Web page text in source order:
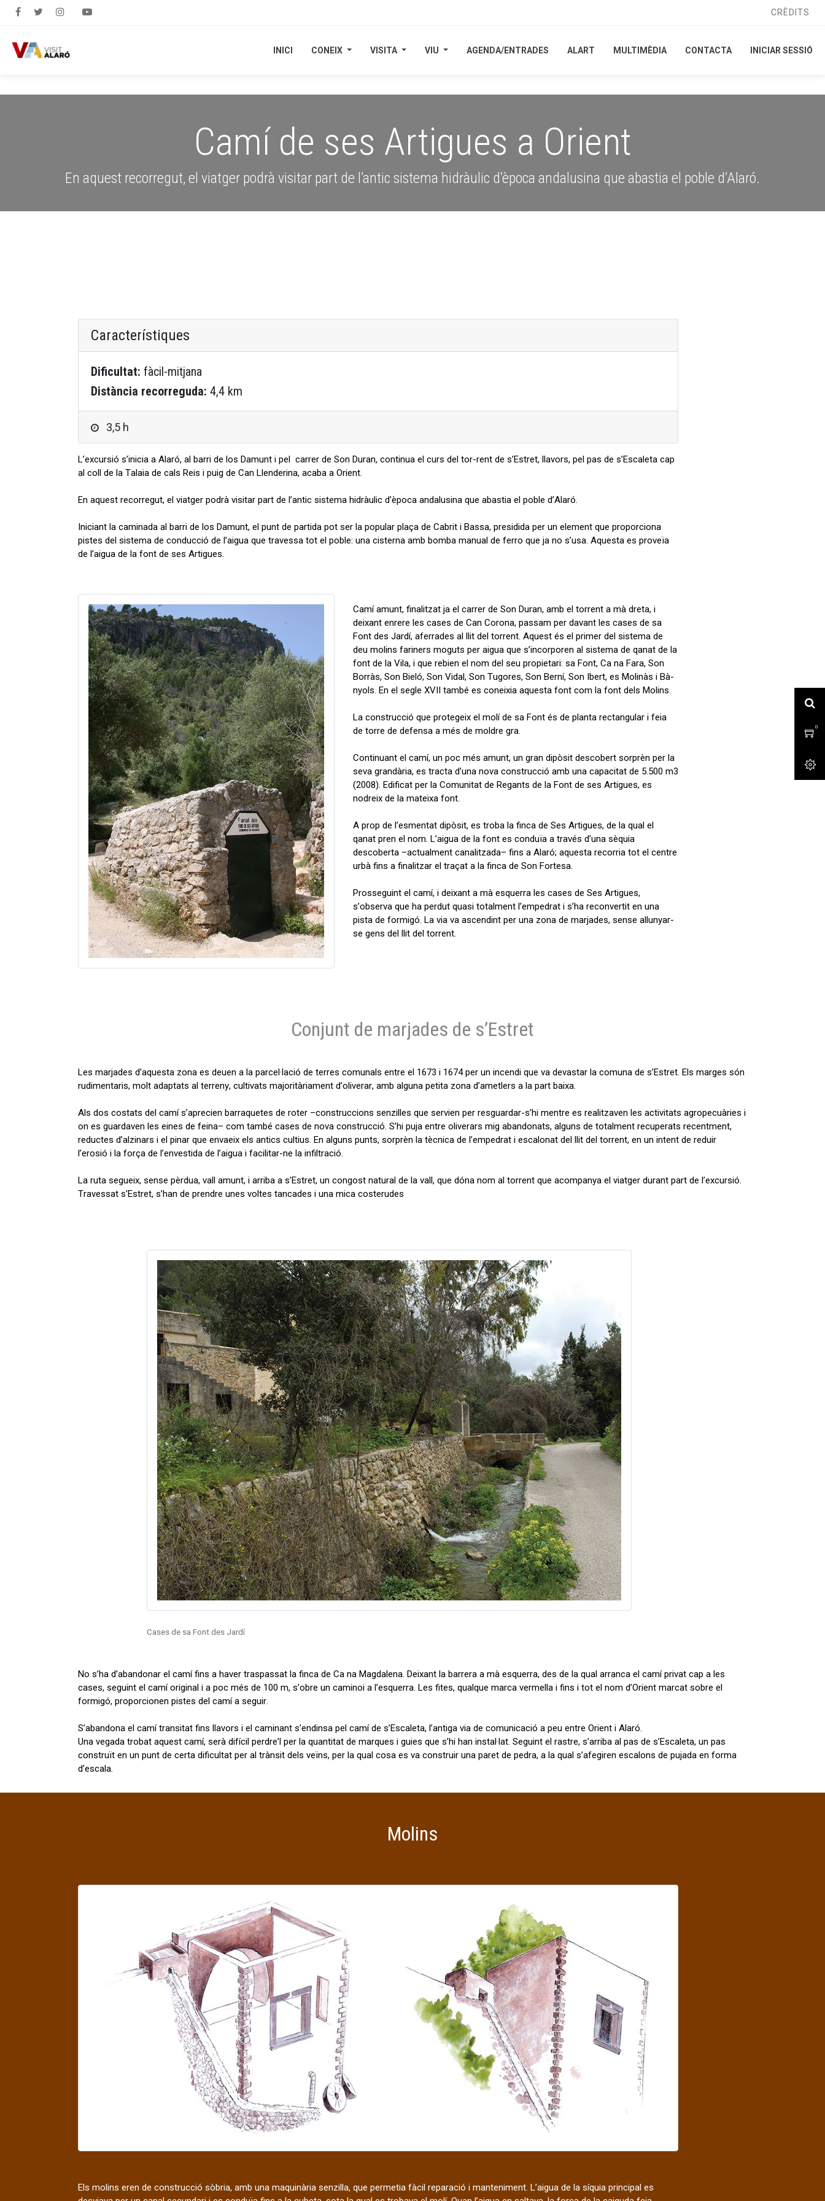
CRÈDITS
0
INICI CONEIX VISITA VIU AGENDA/ENTRADES ALART MULTIMÈDIA CONTACTA INICIAR SESSIÓ
CRÈDITS
0
INICI CONEIX VISITA VIU AGENDA/ENTRADES ALART MULTIMÈDIA CONTACTA INICIAR SESSIÓ
Camí de ses Artigues a Orient
En aquest recorregut, el viatger podrà visitar part de l’antic sistema hidràulic d’època andalusina que abastia el poble d’Alaró.
Característiques
Dificultat: fàcil-mitjana
Distància recorreguda: 4,4 km
3,5 h
L’excursió s’inicia a Alaró, al barri de los Damunt i pel carrer de Son Duran, continua el curs del tor-rent de s’Estret, llavors, pel pas de s’Escaleta cap
al coll de la Talaia de cals Reis i puig de Can Llenderina, acaba a Orient.
En aquest recorregut, el viatger podrà visitar part de l’antic sistema hidràulic d’època andalusina que abastia el poble d’Alaró.
Iniciant la caminada al barri de los Damunt, el punt de partida pot ser la popular plaça de Cabrit i Bassa, presidida per un element que proporciona
pistes del sistema de conducció de l’aigua que travessa tot el poble: una cisterna amb bomba manual de ferro que ja no s’usa. Aquesta es proveïa
de l’aigua de la font de ses Artigues.
Camí amunt, finalitzat ja el carrer de Son Duran, amb el torrent a mà dreta, i
deixant enrere les cases de Can Corona, passam per davant les cases de sa
Font des Jardí, aferrades al llit del torrent. Aquest és el primer del sistema de
deu molins fariners moguts per aigua que s’incorporen al sistema de qanat de la
font de la Vila, i que rebien el nom del seu propietari: sa Font, Ca na Fara, Son
Borràs, Son Bieló, Son Vidal, Son Tugores, Son Berní, Son Ibert, es Molinàs i Bà-
nyols. En el segle XVII també es coneixia aquesta font com la font dels Molins.
La construcció que protegeix el molí de sa Font és de planta rectangular i feia
de torre de defensa a més de moldre gra.
Continuant el camí, un poc més amunt, un gran dipòsit descobert sorprèn per la
seva grandària, es tracta d’una nova construcció amb una capacitat de 5.500 m3
(2008). Edificat per la Comunitat de Regants de la Font de ses Artigues, es
nodreix de la mateixa font.
A prop de l’esmentat dipòsit, es troba la finca de Ses Artigues, de la qual el
qanat pren el nom. L’aigua de la font es conduïa a través d’una sèquia
descoberta –actualment canalitzada– fins a Alaró; aquesta recorria tot el centre
urbà fins a finalitzar el traçat a la finca de Son Fortesa.
Prosseguint el camí, i deixant a mà esquerra les cases de Ses Artigues,
s’observa que ha perdut quasi totalment l’empedrat i s’ha reconvertit en una
pista de formigó. La via va ascendint per una zona de marjades, sense allunyar-
se gens del llit del torrent.
Conjunt de marjades de s’Estret
Les marjades d’aquesta zona es deuen a la parcel·lació de terres comunals entre el 1673 i 1674 per un incendi que va devastar la comuna de s’Estret. Els marges són
rudimentaris, molt adaptats al terreny, cultivats majoritàriament d’oliverar, amb alguna petita zona d’ametlers a la part baixa.
Als dos costats del camí s’aprecien barraquetes de roter –construccions senzilles que servien per resguardar-s’hi mentre es realitzaven les activitats agropecuàries i
on es guardaven les eines de feina– com també cases de nova construcció. S’hi puja entre oliverars mig abandonats, alguns de totalment recuperats recentment,
reductes d’alzinars i el pinar que envaeix els antics cultius. En alguns punts, sorprèn la tècnica de l’empedrat i escalonat del llit del torrent, en un intent de reduir
l’erosió i la força de l’envestida de l’aigua i facilitar-ne la infiltració.
La ruta segueix, sense pèrdua, vall amunt, i arriba a s’Estret, un congost natural de la vall, que dóna nom al torrent que acompanya el viatger durant part de l’excursió.
Travessat s'Estret, s’han de prendre unes voltes tancades i una mica costerudes
Cases de sa Font des Jardí
No s’ha d’abandonar el camí fins a haver traspassat la finca de Ca na Magdalena. Deixant la barrera a mà esquerra, des de la qual arranca el camí privat cap a les
cases, seguint el camí original i a poc més de 100 m, s’obre un caminoi a l’esquerra. Les fites, qualque marca vermella i fins i tot el nom d’Orient marcat sobre el
formigó, proporcionen pistes del camí a seguir.
S’abandona el camí transitat fins llavors i el caminant s’endinsa pel camí de s’Escaleta, l’antiga via de comunicació a peu entre Orient i Alaró.
Una vegada trobat aquest camí, serà difícil perdre’l per la quantitat de marques i guies que s’hi han instal·lat. Seguint el rastre, s’arriba al pas de s’Escaleta, un pas
construït en un punt de certa dificultat per al trànsit dels veïns, per la qual cosa es va construir una paret de pedra, a la qual s’afegiren escalons de pujada en forma
d’escala.
Molins
Els molins eren de construcció sòbria, amb una maquinària senzilla, que permetia fàcil reparació i manteniment. L’aigua de la síquia principal es